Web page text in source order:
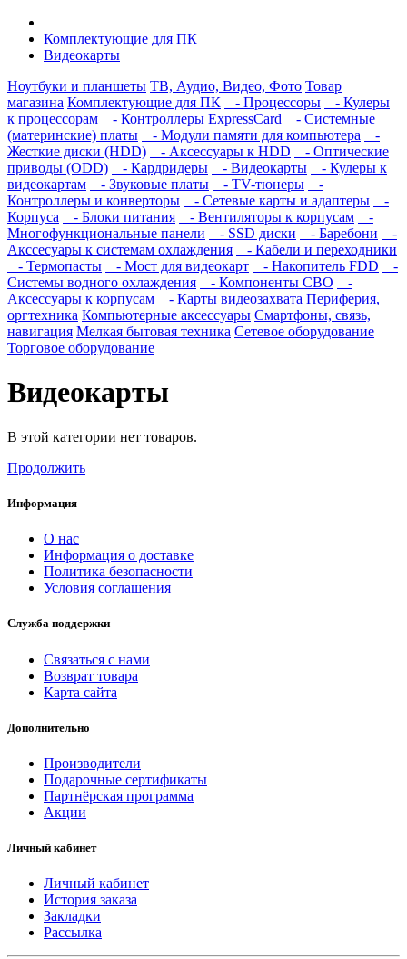
Комплектующие для ПК
Видеокарты
Ноутбуки и планшеты ТВ, Аудио, Видео, Фото Товар
магазина Комплектующие для ПК - Процессоры
- Кулеры
к процессорам
- Контроллеры ExpressCard
- Системные
(материнские) платы
- Модули памяти для компьютера
-
Жесткие диски (HDD)
- Аксессуары к HDD
- Оптические
приводы (ODD)
- Кардридеры - Видеокарты
- Кулеры к
видеокартам
- Звуковые платы - TV-тюнеры
-
Контроллеры и конверторы
- Сетевые карты и адаптеры
-
Корпуса
- Блоки питания - Вентиляторы к корпусам
-
Многофункциональные панели
- SSD диски - Баребони
-
Акссесуары к системам охлаждения
- Кабели и переходники
- Термопасты
- Мост для видеокарт - Накопитель FDD
-
Системы водного охлаждения
- Компоненты СВО
-
Аксессуары к корпусам
- Карты видеозахвата Периферия,
оргтехника Компьютерные аксессуары Смартфоны, связь,
навигация Мелкая бытовая техника Сетевое оборудование
Торговое оборудование
Видеокарты
В этой категории нет товаров.
Продолжить
Информация
О нас
Информация о доставке
Политика безопасности
Условия соглашения
Служба поддержки
Связаться с нами
Возврат товара
Карта сайта
Дополнительно
Производители
Подарочные сертификаты
Партнёрская программа
Акции
Личный кабинет
Личный кабинет
История заказа
Закладки
Рассылка